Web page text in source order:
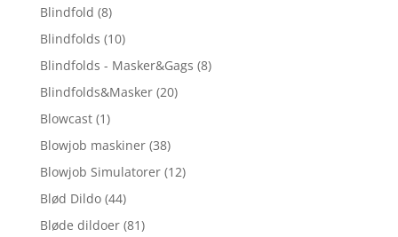
Blindfold (8)
Blindfolds (10)
Blindfolds - Masker&Gags (8)
Blindfolds&Masker (20)
Blowcast (1)
Blowjob maskiner (38)
Blowjob Simulatorer (12)
Blød Dildo (44)
Bløde dildoer (81)